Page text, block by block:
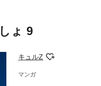
ょ 9
キュルZ
マンガ